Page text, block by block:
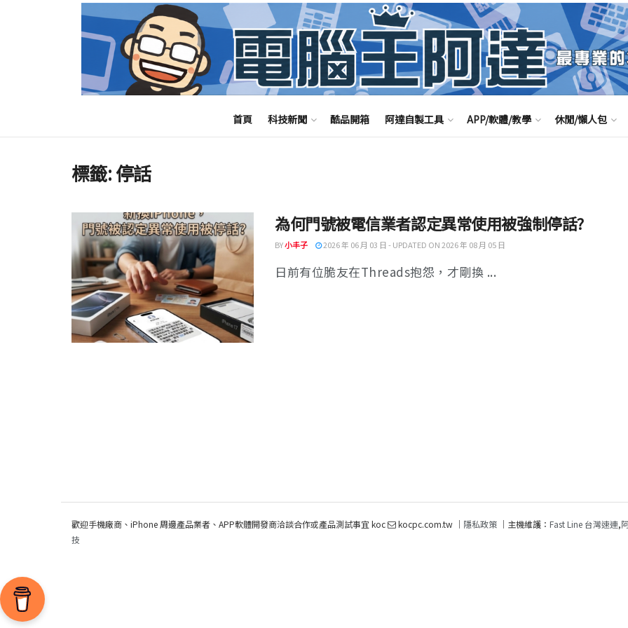
首頁 科技新聞 酷品開箱 阿達自製工具 APP/軟體/教學 休閒/懶人包
標籤:停話
為何門號被電信業者認定異常使用被強制停話?
BY小丰子 2026 年 06 月 03 日 - UPDATED ON 2026 年 08 月 05 日
日前有位脆友在Threads抱怨，才剛換 ...
歡迎手機廠商、iPhone 周邊產品業者、APP軟體開發商洽談合作或產品測試事宜 koc kocpc.com.tw ｜ 隱私政策 ｜主機維護： Fast Line 台灣速連,
技